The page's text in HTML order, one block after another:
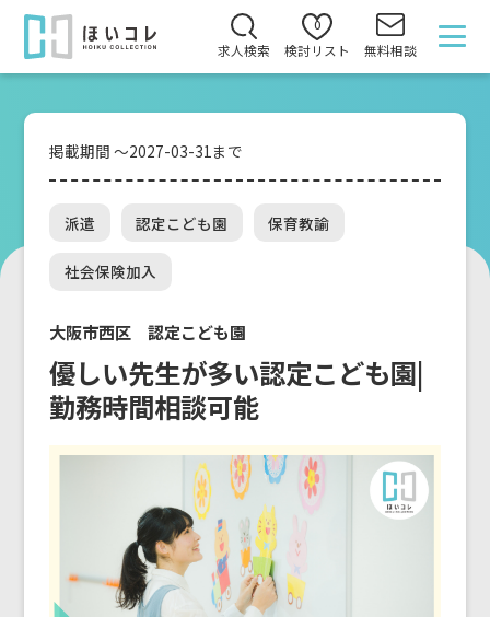
求人検索
0
検討リスト 無料相談
掲載期間 ～2027-03-31まで
派遣 認定こども園 保育教諭
社会保険加入
大阪市西区 認定こども園
優しい先生が多い認定こども園|
勤務時間相談可能